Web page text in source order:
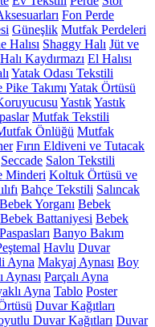
Fon Perde
Güneşlik Mutfak Perdeleri
Halısı Shaggy Halı Jüt ve
Halı Kaydırmazı El Halısı
Yatak Odası Tekstili
Pike Takımı Yatak Örtüsü
YastıkYastık
Mutfak Tekstili
Önlüğü Mutfak
Fırın Eldiveni ve Tutacak
Seccade Salon Tekstili
Minderi Koltuk Örtüsü ve
Bahçe Tekstili Salıncak
Bebek Yorganı Bebek
Bebek Battaniyesi Bebek
Banyo Bakım
Havlu Duvar
Ayna Makyaj Aynası Boy
Aynası Parçalı Ayna
Ayna Tablo Poster
Duvar Kağıtları
Duvar Kağıtları Duvar